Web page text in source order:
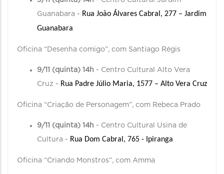
Guanabara - Rua João Álvares Cabral, 277 – Jardim
Guanabara
Oficina “Desenha comigo”, com Santiago Régis
9/11 (quinta) 14h - Centro Cultural Alto Vera
Cruz - Rua Padre Júlio Maria, 1577 – Alto Vera Cruz
Oficina “Criação de Personagem”, com Rebeca Prado
9/11 (quinta) 14h - Centro Cultural Usina de
Cultura - Rua Dom Cabral, 765 - Ipiranga
Oficina “Criando Monstros”, com Amma